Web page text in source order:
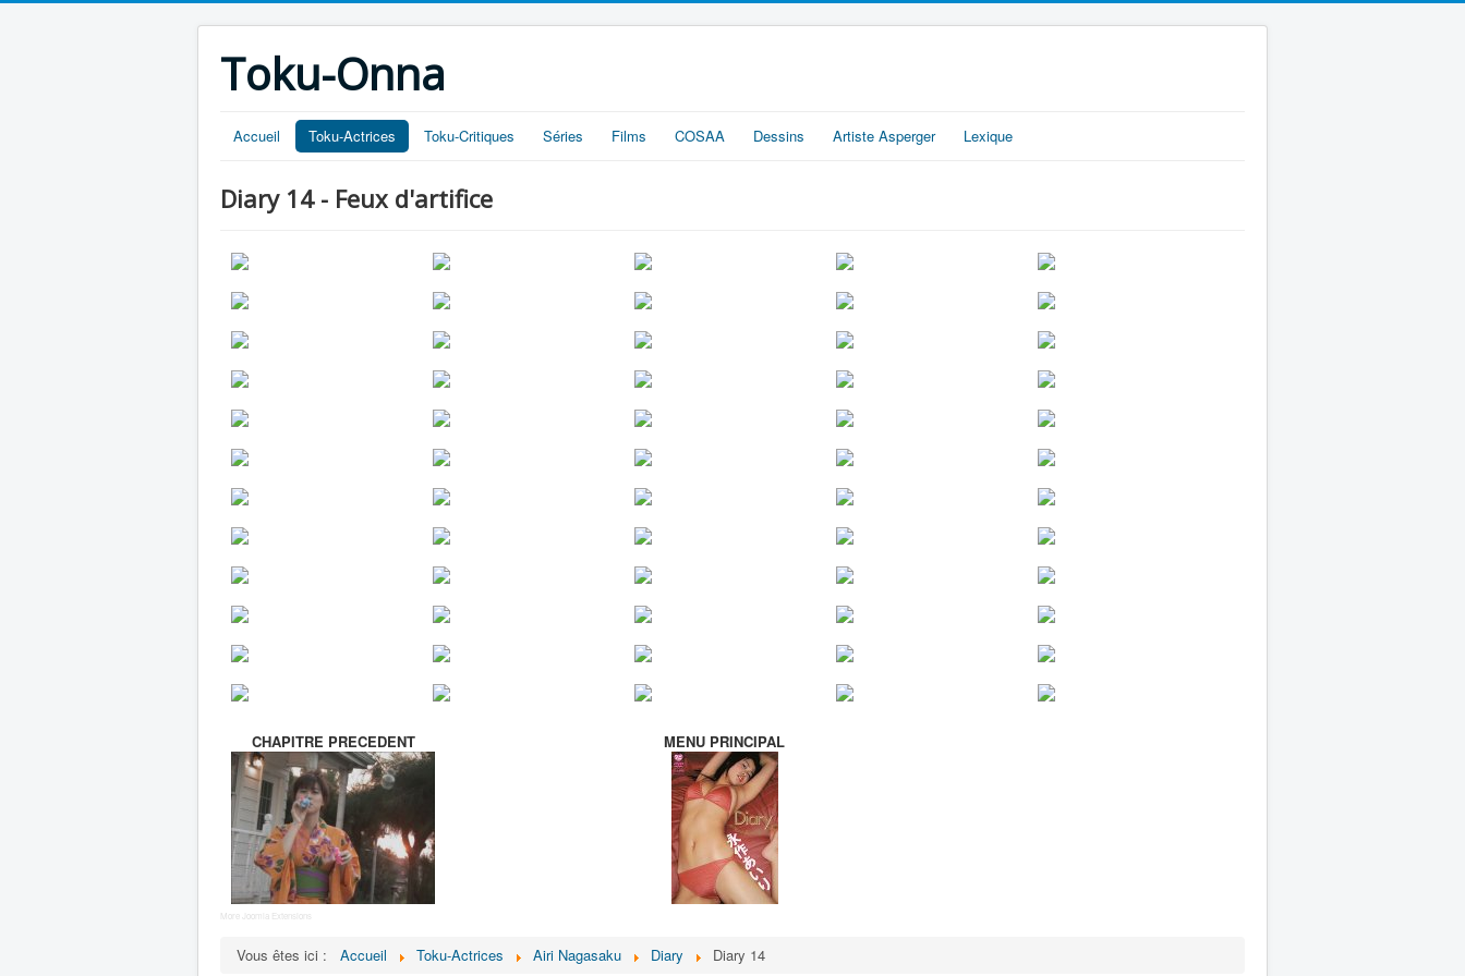
Toku-Onna
Accueil Toku-Actrices Toku-Critiques Séries Films COSAA Dessins Artiste Asperger Lexique
Diary 14 - Feux d'artifice
CHAPITRE PRECEDENT MENU PRINCIPAL
More Joomla Extensions
Vous êtes ici : Accueil Toku-Actrices Airi Nagasaku Diary Diary 14